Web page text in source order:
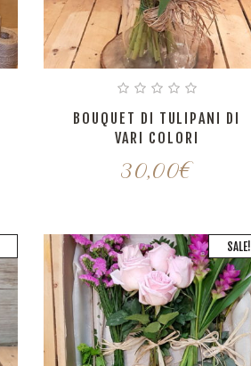
BOUQUET DI TULIPANI DI
VARI COLORI
30,00€
SALE!